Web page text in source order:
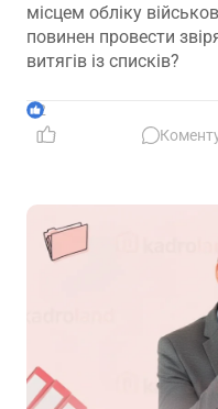
місцем обліку
повинен провести
витягів із списків?
2